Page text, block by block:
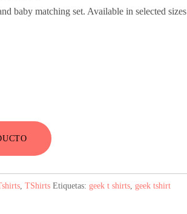
baby matching set. Available in selected sizes
, TShirts Etiquetas: geek t shirts, geek tshirt